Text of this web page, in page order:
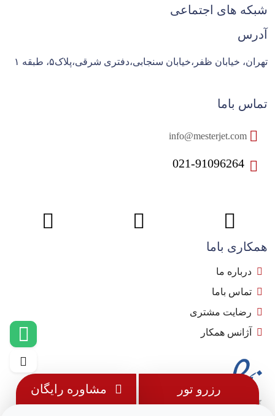
رزرو تور مشاوره رایگان
شبکه های اجتماعی
آدرس
تهران، خیابان ظفر،خیابان سنجابی،دفتری شرقی،پلاک۵، طبقه ۱
تماس باما
021-91096264
همکاری باما
درباره ما
تماس باما
رضایت مشتری
آژانس همکار